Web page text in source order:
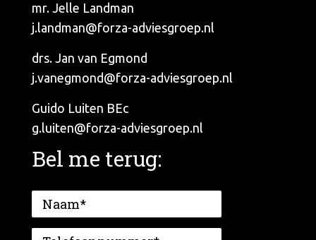
mr. Jelle Landman
j.landman@forza-adviesgroep.nl
drs. Jan van Egmond
j.vanegmond@forza-adviesgroep.nl
Guido Luiten BEc
g.luiten@forza-adviesgroep.nl
Bel me terug: